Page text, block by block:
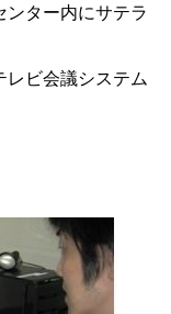
ター内にサテラ
ビ会議システム